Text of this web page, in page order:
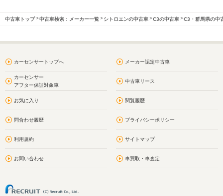
中古車トップ 中古車検索：メーカー一覧 シトロエンの中古車 C3の中古車 C3・群馬県の中
カーセンサートップへ メーカー認定中古車
カーセンサー
アフター保証対象車
中古車リース
お気に入り 閲覧履歴
問合わせ履歴 プライバシーポリシー
利用規約 サイトマップ
お問い合わせ 車買取・車査定